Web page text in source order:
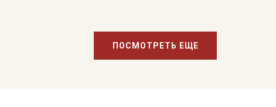
ПОСМОТРЕТЬ ЕЩЕ